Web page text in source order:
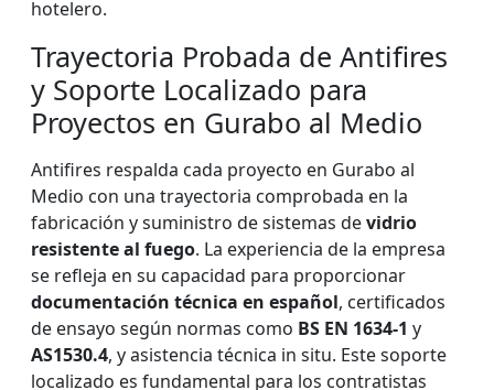
hotelero.
Trayectoria Probada de Antifires
y Soporte Localizado para
Proyectos en Gurabo al Medio
Antifires respalda cada proyecto en Gurabo al
Medio con una trayectoria comprobada en la
fabricación y suministro de sistemas devidrio
resistente al fuego. La experiencia de la empresa
se refleja en su capacidad para proporcionar
documentación técnica en español, certificados
de ensayo según normas como BS EN 1634-1 y
AS1530.4, y asistencia técnica in situ. Este soporte
localizado es fundamental para los contratistas